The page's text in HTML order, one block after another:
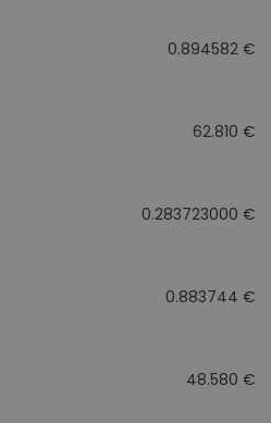
0.894582 €
62.810 €
0.283723000 €
0.883744 €
48.580 €